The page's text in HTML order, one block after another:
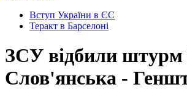
Вступ України в ЄС
Теракт в Барселоні
ЗСУ відбили штурм
Слов'янська -